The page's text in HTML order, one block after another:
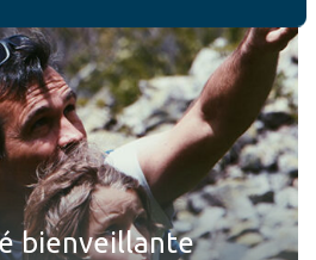
bienveillante